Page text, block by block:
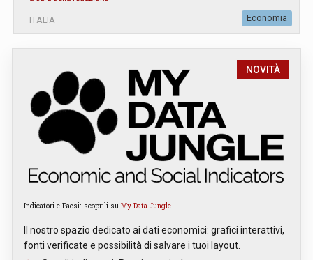
ITALIA Economia
NOVITÀ
Indicatori e Paesi: scoprili su My Data Jungle
Il nostro spazio dedicato ai dati economici: grafici interattivi,
fonti verificate e possibilità di salvare i tuoi layout.